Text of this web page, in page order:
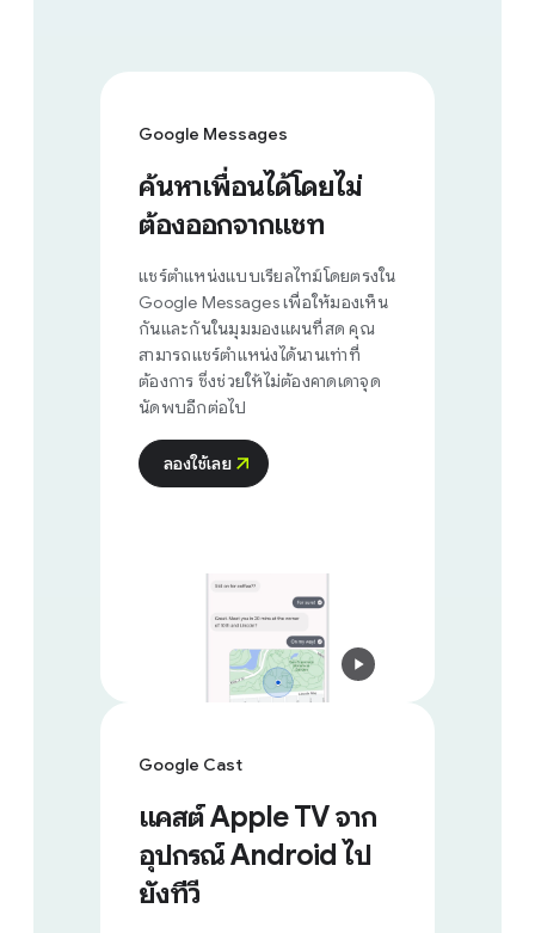
Google Messages
ค้นหาเพื่อนได้โดยไม่
ต้องออกจากแชท
แชร์ตำแหน่งแบบเรียลไทม์โดยตรงใน
Google Messages เพื่อให้มองเห็น
กันและกันในมุมมองแผนที่สด คุณ
สามารถแชร์ตำแหน่งได้นานเท่าที่
ต้องการ ซึ่งช่วยให้ไม่ต้องคาดเดาจุด
นัดพบอีกต่อไป
ลองใช้เลย
Google Cast
แคสต์ Apple TV จาก
อุปกรณ์ Android ไป
ยังทีวี